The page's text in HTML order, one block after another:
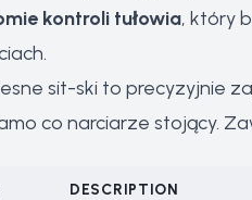
kontroli tułowia, który
sit-ski to precyzyjnie
co narciarze stojący.
DESCRIPTION